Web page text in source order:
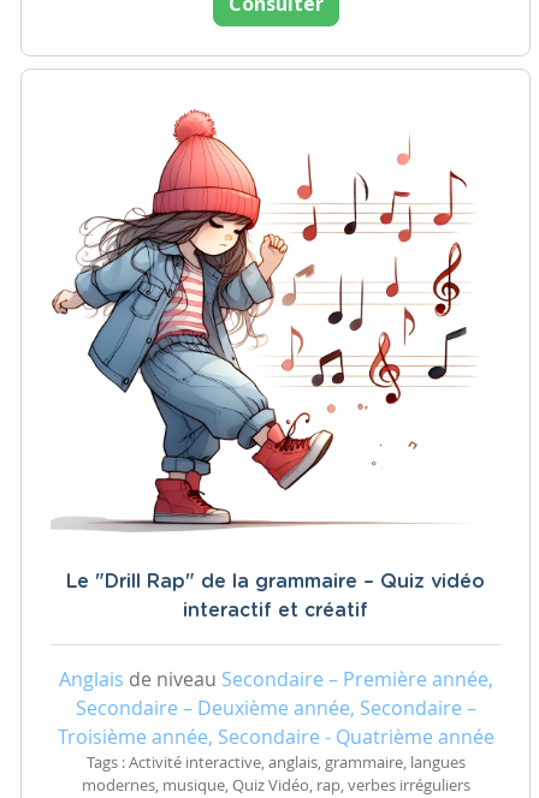
Le "Drill Rap" de la grammaire – Quiz vidéo
interactif et créatif
Anglais de niveau Secondaire – Première année,
Secondaire – Deuxième année, Secondaire –
Troisième année, Secondaire - Quatrième année
Tags : Activité interactive, anglais, grammaire, langues
modernes, musique, Quiz Vidéo, rap, verbes irréguliers